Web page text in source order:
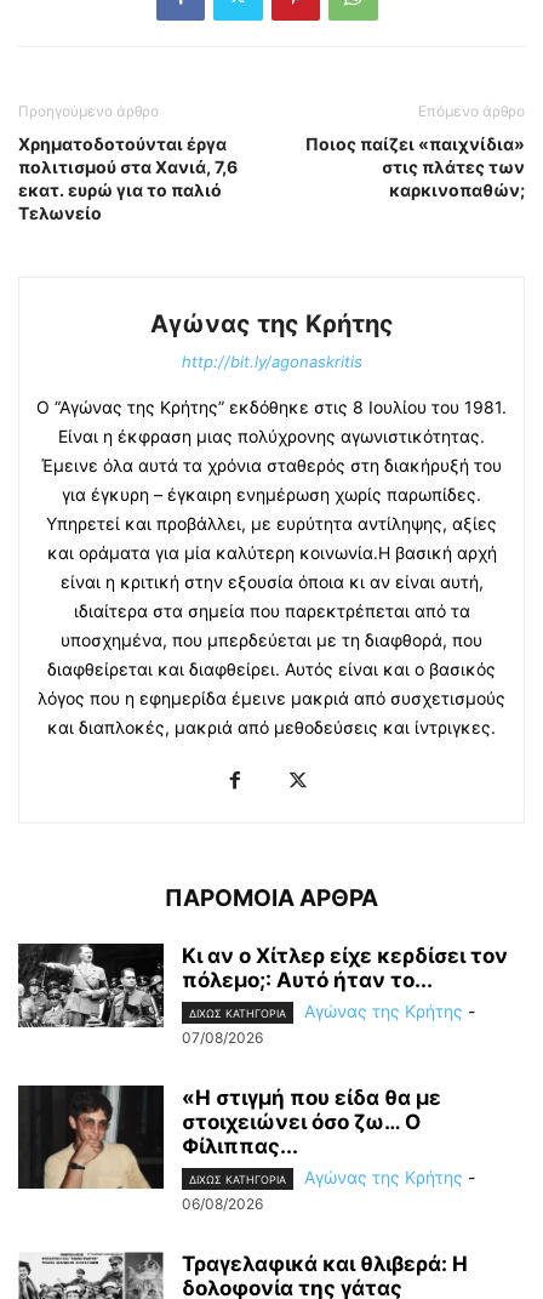
Προηγούμενο άρθρο
Χρηματοδοτούνται έργα
πολιτισμού στα Χανιά, 7,6
εκατ. ευρώ για το παλιό
Τελωνείο
Επόμενο άρθρο
Ποιος παίζει «παιχνίδια»
στις πλάτες των
καρκινοπαθών;
Αγώνας της Κρήτης
http://bit.ly/agonaskritis
Ο “Αγώνας της Κρήτης” εκδόθηκε στις 8 Ιουλίου του 1981.
Είναι η έκφραση μιας πολύχρονης αγωνιστικότητας.
Έμεινε όλα αυτά τα χρόνια σταθερός στη διακήρυξή του
για έγκυρη – έγκαιρη ενημέρωση χωρίς παρωπίδες.
Υπηρετεί και προβάλλει, με ευρύτητα αντίληψης, αξίες
και οράματα για μία καλύτερη κοινωνία.Η βασική αρχή
είναι η κριτική στην εξουσία όποια κι αν είναι αυτή,
ιδιαίτερα στα σημεία που παρεκτρέπεται από τα
υποσχημένα, που μπερδεύεται με τη διαφθορά, που
διαφθείρεται και διαφθείρει. Αυτός είναι και ο βασικός
λόγος που η εφημερίδα έμεινε μακριά από συσχετισμούς
και διαπλοκές, μακριά από μεθοδεύσεις και ίντριγκες.
ΠΑΡΟΜΟΙΑ ΑΡΘΡΑ
Κι αν ο Χίτλερ είχε κερδίσει τον
πόλεμο;: Αυτό ήταν το...
ΔΙΧΩΣ ΚΑΤΗΓΟΡΙΑ Αγώνας της Κρήτης -
07/08/2026
«Η στιγμή που είδα θα με
στοιχειώνει όσο ζω… Ο
Φίλιππας...
ΔΙΧΩΣ ΚΑΤΗΓΟΡΙΑ Αγώνας της Κρήτης -
06/08/2026
Τραγελαφικά και θλιβερά: Η
δολοφονία της γάτας